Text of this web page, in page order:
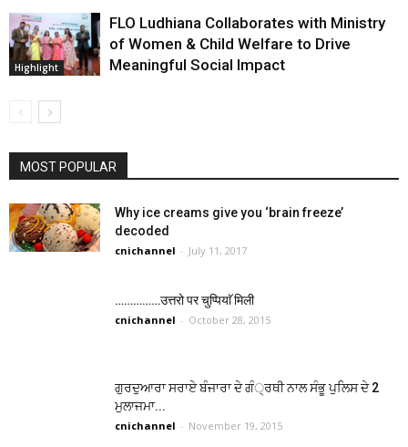
Highlight
FLO Ludhiana Collaborates with Ministry
of Women & Child Welfare to Drive
Meaningful Social Impact
MOST POPULAR
Why ice creams give you ‘brain freeze’
decoded
cnichannel - July 11, 2017
……………उत्तरो पर चुप्पियाॅ मिली
cnichannel - October 28, 2015
ਗੁਰਦੁਆਰਾ ਸਰਾਏ ਬੰਜਾਰਾ ਦੇ ਗੰ੍ਰਥੀ ਨਾਲ ਸੰਭੂ ਪੁਲਿਸ ਦੇ 2
ਮੁਲਾਜਮਾ...
cnichannel - November 19, 2015